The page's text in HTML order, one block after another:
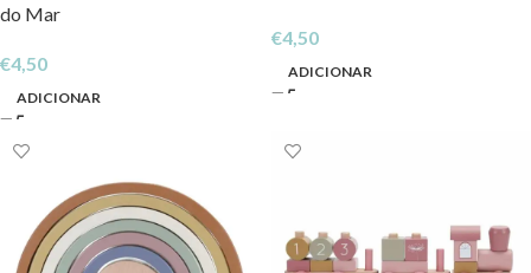
do Mar
€4,50
ADICIONAR
€4,50
ADICIONAR